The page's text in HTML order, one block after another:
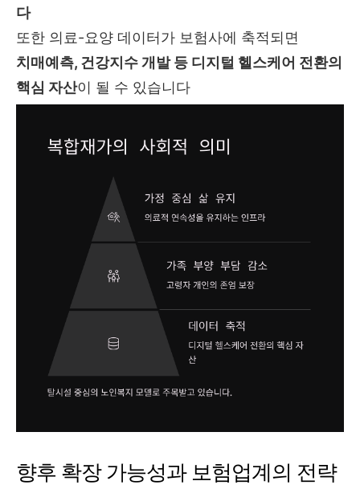
다
또한 의료-요양 데이터가 보험사에 축적되면
치매예측, 건강지수 개발 등 디지털 헬스케어 전환의
핵심 자산이 될 수 있습니다
향후 확장 가능성과 보험업계의 전략